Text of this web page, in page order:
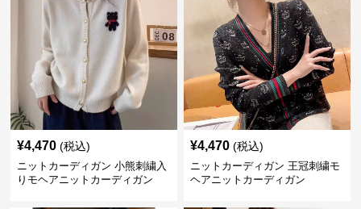
¥4,470 (税込)
ニットカーディガン 小熊刺繍入
りモヘアニットカーディガン
¥4,470 (税込)
ニットカーディガン 王冠刺繍モ
ヘアニットカーディガン